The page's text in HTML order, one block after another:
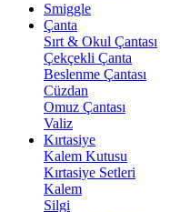
Smiggle
Çanta
Sırt & Okul Çantası
Çekçekli Çanta
Beslenme Çantası
Cüzdan
Omuz Çantası
Valiz
Kırtasiye
Kalem Kutusu
Kırtasiye Setleri
Kalem
Silgi